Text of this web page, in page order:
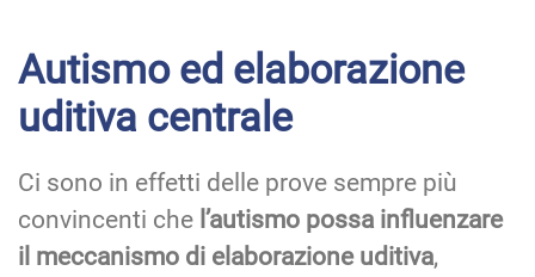
Autismo ed elaborazione
uditiva centrale
Ci sono in effetti delle prove sempre più
convincenti che l’autismo possa influenzare
il meccanismo di elaborazione uditiva,